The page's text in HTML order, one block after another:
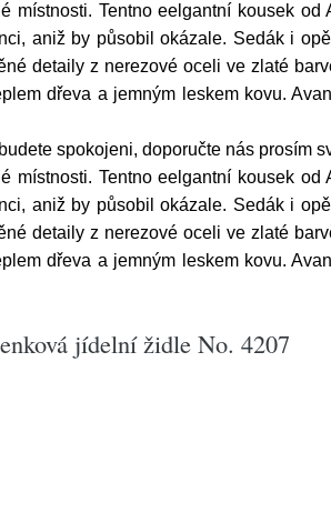
místnosti. Tentno eelgantní kousek
aniž by působil okázale. Sedák i
detaily z nerezové oceli ve zlaté
dřeva a jemným leskem kovu.
spokojeni, doporučte nás prosím
místnosti. Tentno eelgantní kousek
aniž by působil okázale. Sedák i
detaily z nerezové oceli ve zlaté
dřeva a jemným leskem kovu.
jídelní židle No. 4207